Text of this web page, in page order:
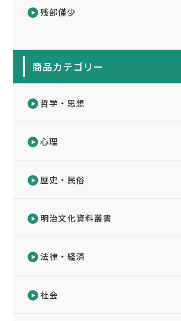
残部僅少
商品カテゴリー
哲学・思想
心理
歴史・民俗
明治文化資料叢書
法律・経済
社会